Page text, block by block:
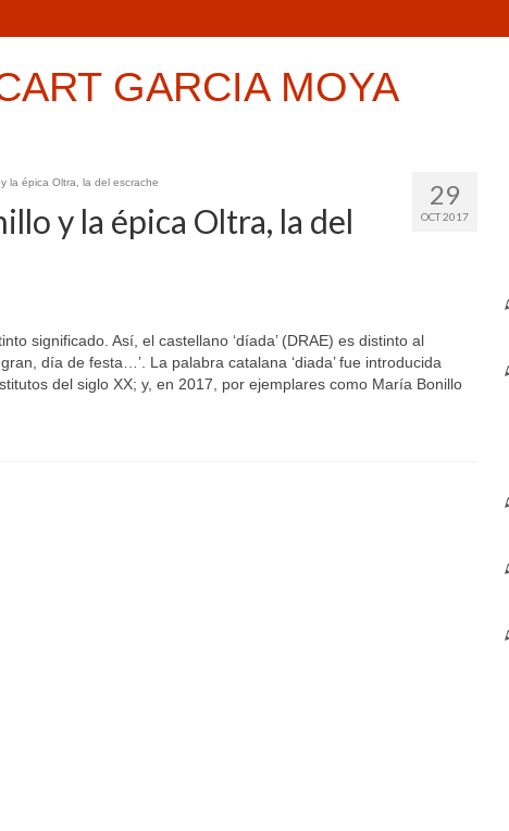
GARCIA MOYA
29
OCT 2017
la épica Oltra, la del escrache
y la épica Oltra, la del
significado. Así, el castellano ‘díada’ (DRAE) es distinto al
día de festa…’. La palabra catalana ‘diada’ fue introducida
del siglo XX; y, en 2017, por ejemplares como María Bonillo